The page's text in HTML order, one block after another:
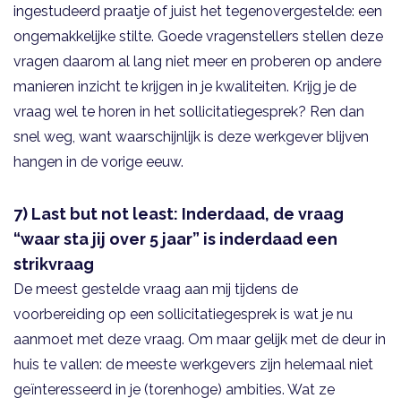
ingestudeerd praatje of juist het tegenovergestelde: een
ongemakkelijke stilte. Goede vragenstellers stellen deze
vragen daarom al lang niet meer en proberen op andere
manieren inzicht te krijgen in je kwaliteiten. Krijg je de
vraag wel te horen in het sollicitatiegesprek? Ren dan
snel weg, want waarschijnlijk is deze werkgever blijven
hangen in de vorige eeuw.
7) Last but not least: Inderdaad, de vraag
“waar sta jij over 5 jaar” is inderdaad een
strikvraag
De meest gestelde vraag aan mij tijdens de
voorbereiding op een sollicitatiegesprek is wat je nu
aanmoet met deze vraag. Om maar gelijk met de deur in
huis te vallen: de meeste werkgevers zijn helemaal niet
geïnteresseerd in je (torenhoge) ambities. Wat ze